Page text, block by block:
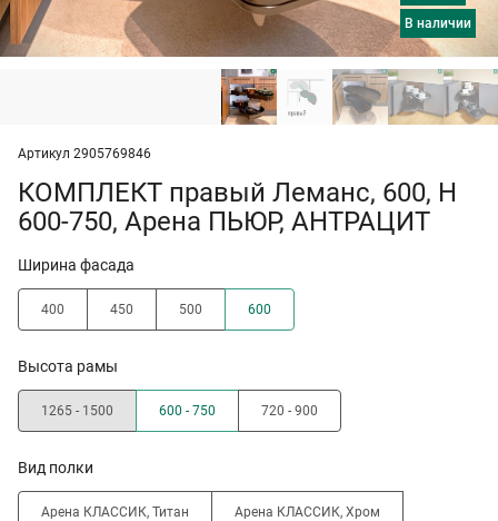
в наличии
Артикул 2905769846
КОМПЛЕКТ правый Леманс, 600, H
600-750, Арена ПЬЮР, АНТРАЦИТ
Ширина фасада
400 450 500 600
Высота рамы
1265 - 1500 600 - 750 720 - 900
Вид полки
Арена КЛАССИК, Титан Арена КЛАССИК, Хром